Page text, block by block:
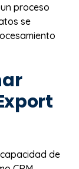
proceso
se
de